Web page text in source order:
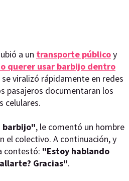
a un transporte públicoy
querer usar barbijo dentro
se viralizó rápidamente en redes
pasajeros documentaran los
celulares.
barbijo", le comentó un hombre
el colectivo. A continuación, y
contestó: "Estoy hablando
Gracias".